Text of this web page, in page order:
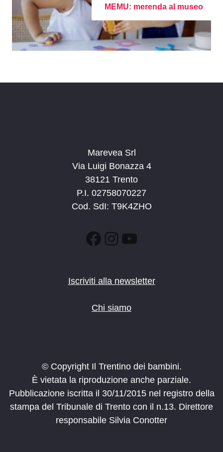
MEMU: merenda al museo
Marevea Srl
Via Luigi Bonazza 4
38121 Trento
P.I. 02758070227
Cod. SdI: T9K4ZHO
Facebook
Instagram
YouTube
Iscriviti alla newsletter
Chi siamo
© Copyright Il Trentino dei bambini.
È vietata la riproduzione anche parziale.
Pubblicazione iscritta il 30/11/2015 nel registro della
stampa del Tribunale di Trento con il n.13. Direttore
responsabile Silvia Conotter